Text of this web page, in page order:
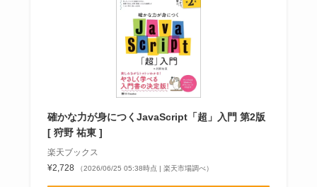
確かな力が身につくJavaScript「超」入門 第2版
[ 狩野 祐東 ]
楽天ブックス
¥2,728
（2026/06/25 05:38時点 | 楽天市場調べ）